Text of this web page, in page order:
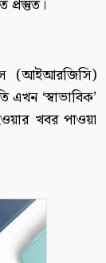
প্রস্তুত।
(আইআরজিসি)
এখন ‘স্বাভাবিক’
খবর পাওয়া